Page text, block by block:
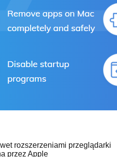
rozszerzeniami przeglądarki
przez Apple